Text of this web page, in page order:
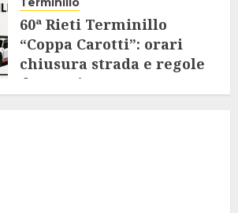
60ª Rieti Terminillo
“Coppa Carotti”: orari
chiusura strada e regole
da seguire